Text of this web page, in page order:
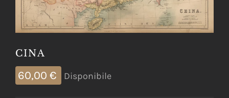
CINA
60,00 € Disponibile